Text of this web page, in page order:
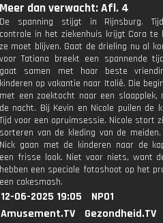
Meer dan verwacht: Afl. 4
De spanning stijgt in Rijnsburg.
controle in het ziekenhuis krijgt Cora te
ze moet blijven. Gaat de drieling nu al
voor Tatiana breekt een spannende
gaat samen met haar beste
kinderen op vakantie naar Italië. Die
met een zoektocht naar een slaapplek,
de nacht. Bij Kevin en Nicole puilen de
Tijd voor een opruimsessie. Nicole stort
sorteren van de kleding van de
Nick gaan met de kinderen naar de
een frisse look. Niet voor niets, want
hebben een speciale fotoshoot op het
een cakesmash.
12-06-2025 19:05
NPO1
Amusement.TV
Gezondheid.TV